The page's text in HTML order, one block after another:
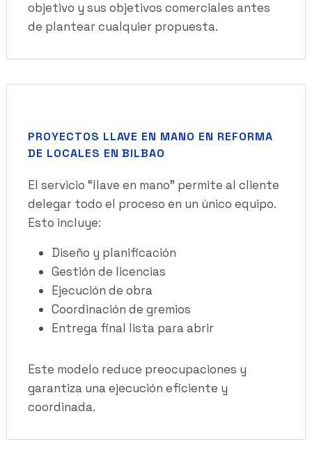
objetivo y sus objetivos comerciales antes
de plantear cualquier propuesta.
PROYECTOS LLAVE EN MANO EN REFORMA
DE LOCALES EN BILBAO
El servicio “llave en mano” permite al cliente
delegar todo el proceso en un único equipo.
Esto incluye:
Diseño y planificación
Gestión de licencias
Ejecución de obra
Coordinación de gremios
Entrega final lista para abrir
Este modelo reduce preocupaciones y
garantiza una ejecución eficiente y
coordinada.